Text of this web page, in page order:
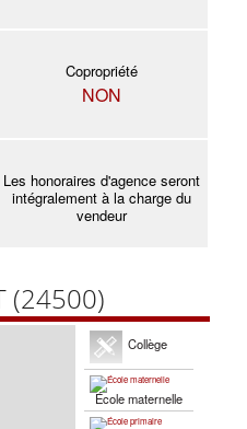
Copropriété
NON
Les honoraires d'agence seront
intégralement à la charge du
vendeur
(24500)
Collège
École maternelle